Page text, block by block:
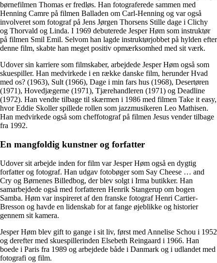
børnefilmen Thomas er fredløs. Han fotograferede sammen med
Henning Camre på filmen Balladen om Carl-Henning og var også
involveret som fotograf på Jens Jørgen Thorsens Stille dage i Clichy
og Thorvald og Linda. I 1969 debuterede Jesper Høm som instruktør
på filmen Smil Emil. Selvom han lagde instruktørjobbet på hylden efter
denne film, skabte han meget positiv opmærksomhed med sit værk.
Udover sin karriere som filmskaber, arbejdede Jesper Høm også som
skuespiller. Han medvirkede i en række danske film, herunder Hvad
med os? (1963), Sult (1966), Dage i min fars hus (1968), Desertøren
(1971), Hovedjægerne (1971), Tjærehandleren (1971) og Deadline
(1972). Han vendte tilbage til skærmen i 1986 med filmen Take it easy,
hvor Eddie Skoller spillede rollen som jazzmusikeren Leo Mathisen.
Han medvirkede også som cheffotograf på filmen Jesus vender tilbage
fra 1992.
En mangfoldig kunstner og forfatter
Udover sit arbejde inden for film var Jesper Høm også en dygtig
forfatter og fotograf. Han udgav fotobøger som Say Cheese … and
Cry og Børnenes Billedbog, der blev solgt i Irma butikker. Han
samarbejdede også med forfatteren Henrik Stangerup om bogen
Samba. Høm var inspireret af den franske fotograf Henri Cartier-
Bresson og havde en lidenskab for at fange øjeblikke og historier
gennem sit kamera.
Jesper Høm blev gift to gange i sit liv, først med Annelise Schou i 1952
og derefter med skuespillerinden Elsebeth Reingaard i 1966. Han
boede i Paris fra 1989 og arbejdede både i Danmark og i udlandet med
fotografi og film.